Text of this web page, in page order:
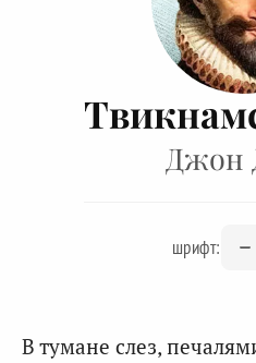
Джон
шрифт:
В тумане слез,